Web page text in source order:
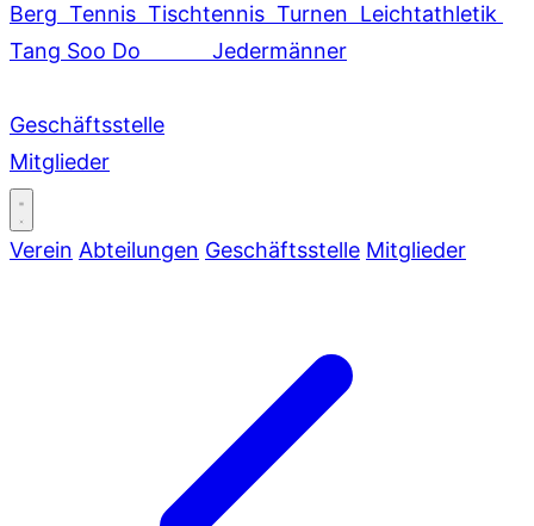
Berg Tennis Tischtennis Turnen Leichtathletik
Tang Soo Do
Jedermänner
Geschäftsstelle
Mitglieder
Verein Abteilungen Geschäftsstelle Mitglieder